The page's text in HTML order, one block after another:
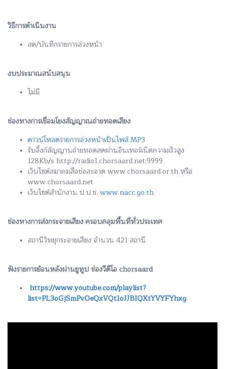
วิธีการดำเนินงาน
สด/บันทึกรายการล่วงหน้า
งบประมาณสนับสนุน
ไม่มี
ช่องทางการเชื่อมโยงสัญญาณถ่ายทอดเสียง
ดาวน์โหลดรายการล่วงหน้าเป็นไฟล์.MP3
รับลิ้งก์สัญญานถ่ายทอดสดผ่านอินเทอร์เน็ตความเร็วสูง
128Kb/s http://radio1.chorsaard.net:9999
เว็บไซต์สมาคมสื่อช่อสะอาด www.chorsaard.or.th หรือ
www.chorsaard.net
เว็บไซต์สำนักงาน ป.ป.ช. www.nacc.go.th
ช่องทางการส่งกระจายเสียง ครอบคลุมพื้นที่ทั่วประเทศ
สถานีวิทยุกระจายเสียง จำนวน 421 สถานี
ฟังรายการย้อนหลังผ่านยูทูป ช่องวีดีโอ chorsaard
https://www.youtube.com/playlist?
list=PL3oGjSmPvOeQxVQt1oJJBIQXtYVYFYhxg